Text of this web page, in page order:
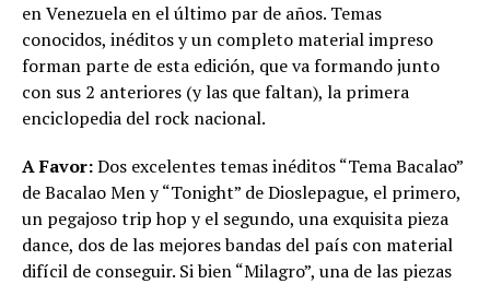
en Venezuela en el último par de años. Temas
conocidos, inéditos y un completo material impreso
forman parte de esta edición, que va formando junto
con sus 2 anteriores (y las que faltan), la primera
enciclopedia del rock nacional.
A Favor:Dos excelentes temas inéditos “Tema Bacalao”
de Bacalao Men y “Tonight” de Dioslepague, el primero,
un pegajoso trip hop y el segundo, una exquisita pieza
dance, dos de las mejores bandas del país con material
difícil de conseguir. Si bien “Milagro”, una de las piezas